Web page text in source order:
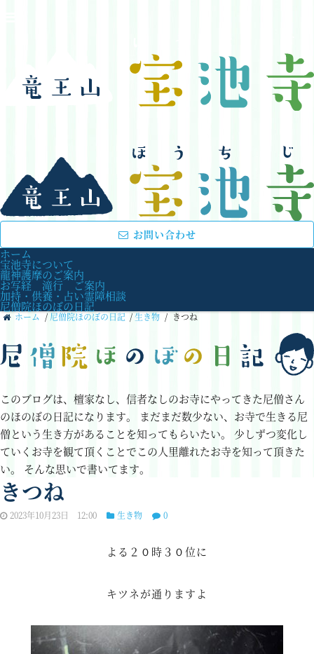
お問い合わせ
ホーム
宝池寺について
龍神護摩のご案内
お写経 滝行 ご案内
加持・供養・占い霊障相談
尼僧院ほのぼの日記
ホーム / 尼僧院ほのぼの日記 /生き物 / きつね
このブログは、檀家なし、信者なしのお寺にやってきた尼僧さん
のほのぼの日記になります。 まだまだ数少ない、お寺で生きる尼
僧という生き方があることを知ってもらいたい。
少しずつ変化し
ていくお寺を観て頂くことでこの人里離れたお寺を知って頂きた
い。 そんな思いで書いてます。
きつね
2023年10月23日 12:00 生き物 0
よる２０時３０位に
キツネが通りますよ